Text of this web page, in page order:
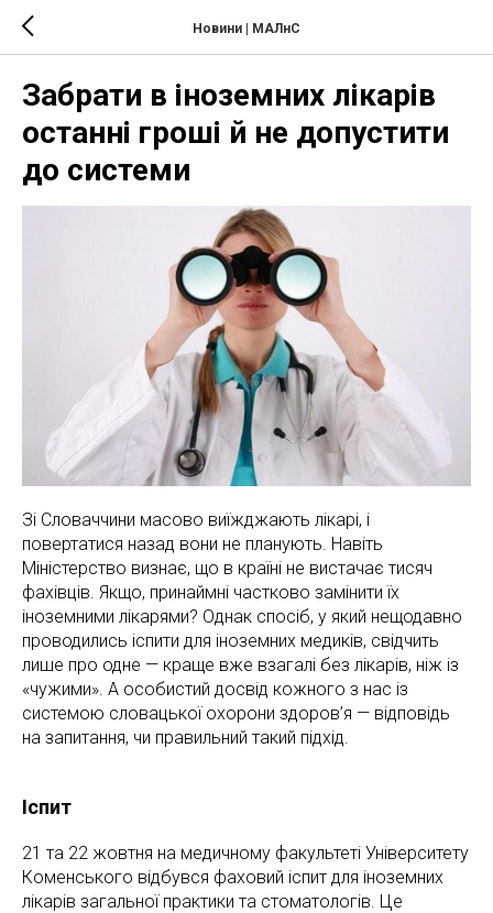
Новини | МАЛнС
Забрати в іноземних лікарів
останні гроші й не допустити
до системи
Зі Словаччини масово виїжджають лікарі, і
повертатися назад вони не планують. Навіть
Міністерство визнає, що в країні не вистачає тисяч
фахівців. Якщо, принаймні частково замінити їх
іноземними лікарями? Однак спосіб, у який нещодавно
проводились іспити для іноземних медиків, свідчить
лише про одне — краще вже взагалі без лікарів, ніж із
«чужими». А особистий досвід кожного з нас із
системою словацької охорони здоров’я — відповідь
на запитання, чи правильний такий підхід.
Іспит
21 та 22 жовтня на медичному факультеті Університету
Коменського відбувся фаховий іспит для іноземних
лікарів загальної практики та стоматологів. Це